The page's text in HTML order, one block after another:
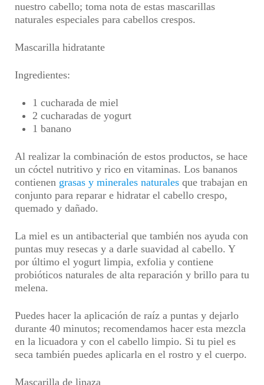
nuestro cabello; toma nota de estas mascarillas
naturales especiales para cabellos crespos.
Mascarilla hidratante
Ingredientes:
1 cucharada de miel
2 cucharadas de yogurt
1 banano
Al realizar la combinación de estos productos, se hace
un cóctel nutritivo y rico en vitaminas. Los bananos
contienen grasas y minerales naturales que trabajan en
conjunto para reparar e hidratar el cabello crespo,
quemado y dañado.
La miel es un antibacterial que también nos ayuda con
puntas muy resecas y a darle suavidad al cabello. Y
por último el yogurt limpia, exfolia y contiene
probióticos naturales de alta reparación y brillo para tu
melena.
Puedes hacer la aplicación de raíz a puntas y dejarlo
durante 40 minutos; recomendamos hacer esta mezcla
en la licuadora y con el cabello limpio. Si tu piel es
seca también puedes aplicarla en el rostro y el cuerpo.
Mascarilla de linaza